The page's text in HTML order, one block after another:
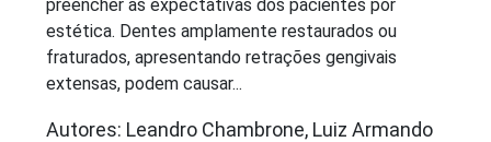
preencher as expectativas dos pacientes por
estética. Dentes amplamente restaurados ou
fraturados, apresentando retrações gengivais
extensas, podem causar...
Autores: Leandro Chambrone, Luiz Armando